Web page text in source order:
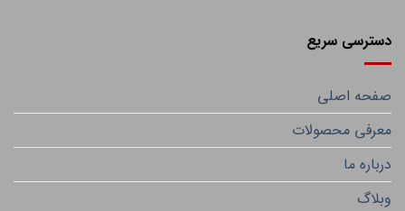
دسترسی سریع
صفحه اصلی
معرفی محصولات
درباره ما
وبلاگ